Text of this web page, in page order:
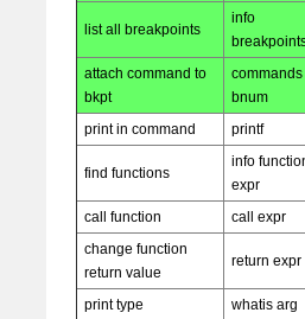
list all breakpoints
info
attach command to
bkpt
commands
bnum
print in command
printf
find functions
info
expr
call function
call expr
change function
return value
return expr
print type
whatis arg